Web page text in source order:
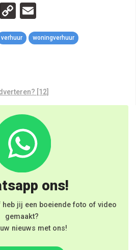
WhatsApp
Copy
Link
verhuur woningverhuur
[12]
ons!
heb jij een boeiende foto of video
gemaakt?
nieuws met ons!